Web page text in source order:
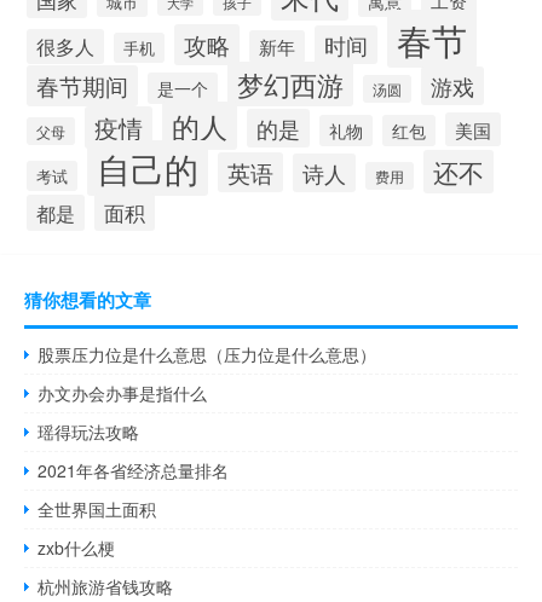
很多人 手机 攻略 新年 时间 春节
春节期间 是一个 梦幻西游 汤圆 游戏
父母 疫情 的人 的是 礼物 红包 美国
考试 自己的 英语 诗人 费用 还不
都是 面积
猜你想看的文章
股票压力位是什么意思（压力位是什么意思）
办文办会办事是指什么
瑶得玩法攻略
2021年各省经济总量排名
全世界国土面积
zxb什么梗
杭州旅游省钱攻略